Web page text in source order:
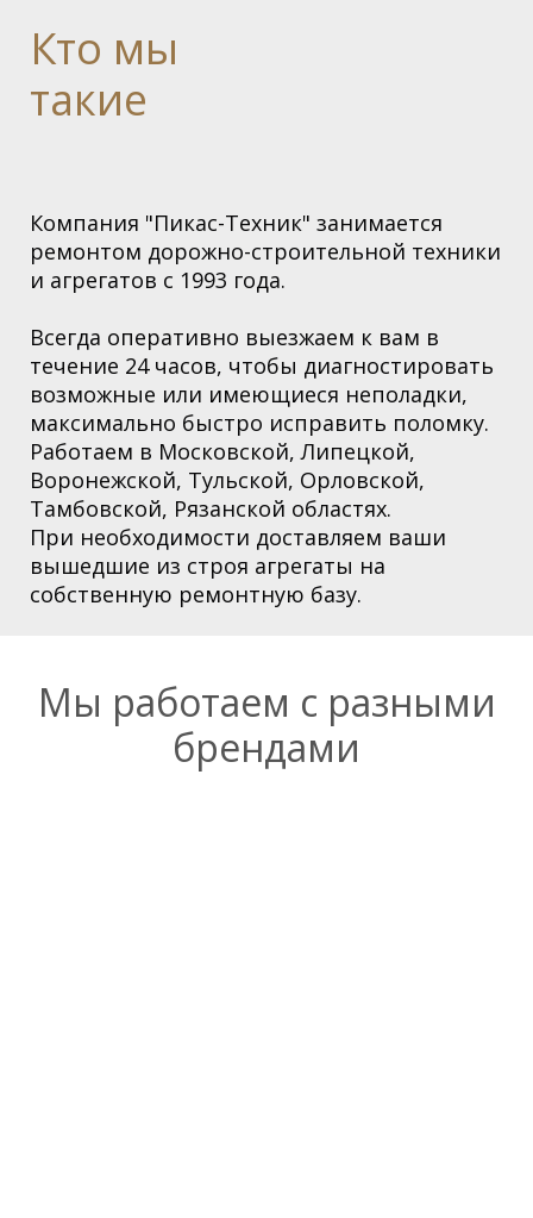
Кто мы
такие
Компания "Пикас-Техник" занимается
ремонтом дорожно-строительной техники
и агрегатов с 1993 года.
Всегда оперативно выезжаем к вам в
течение 24 часов, чтобы диагностировать
возможные или имеющиеся неполадки,
максимально быстро исправить поломку.
Работаем в Московской,Липецкой,
Воронежской, Тульской, Орловской,
Тамбовской, Рязанской областях.
При необходимости доставляем ваши
вышедшие из строя агрегаты на
собственную ремонтную базу.
Мы работаем с разными
брендами